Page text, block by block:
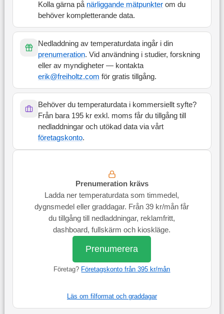
Kolla gärna på närliggande mätpunkterom du
behöver kompletterande data.
Nedladdning av temperaturdata ingår i din
prenumeration. Vid användning i studier, forskning
eller av myndigheter — kontakta
erik@freiholtz.com för gratis tillgång.
Behöver du temperaturdata i kommersiellt syfte?
Från bara 195 kr exkl. moms får du tillgång till
nedladdningar och utökad data via vårt
företagskonto.
Prenumeration krävs
Ladda ner temperaturdata som timmedel,
dygnsmedel eller graddagar. Från 39 kr/mån får
du tillgång till nedladdningar, reklamfritt,
dashboard, fullskärm och kioskläge.
Prenumerera
Företag? Företagskonto från 395 kr/mån
Läs om filformat och graddagar